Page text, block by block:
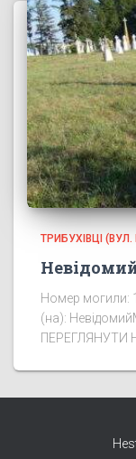
ТРИБУХІВЦІ
Номер могили:
(на):
ПЕРЕГЛЯНУТИ